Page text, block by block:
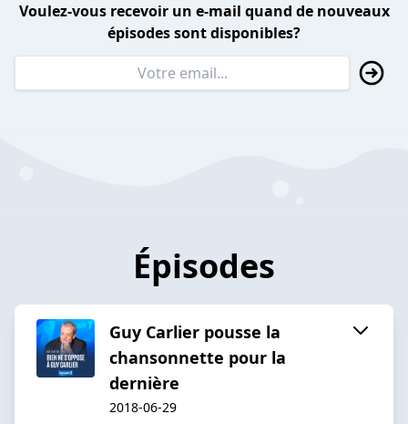
Voulez-vous recevoir un e-mail quand de nouveaux
épisodes sont disponibles?
Épisodes
Guy Carlier pousse la
chansonnette pour la
dernière
2018-06-29